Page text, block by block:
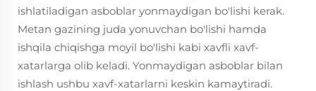
ishlatiladigan asboblar yonmaydigan bo'lishi kerak.
Metan gazining juda yonuvchan bo'lishi hamda
ishqila chiqishga moyil bo'lishi kabi xavfli xavf-
xatarlarga olib keladi. Yonmaydigan asboblar bilan
ishlash ushbu xavf-xatarlarni keskin kamaytiradi.